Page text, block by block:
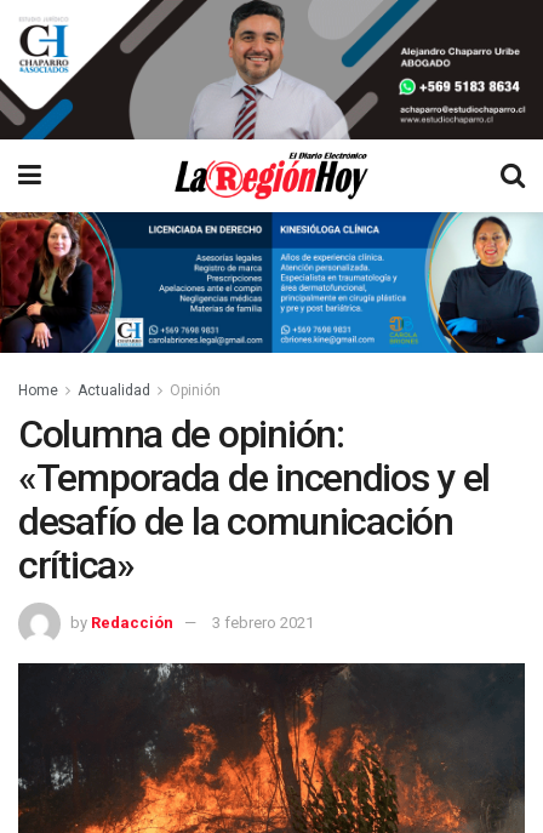
Home Actualidad Opinión
Columna de opinión:
«Temporada de incendios y el
desafío de la comunicación
crítica»
by Redacción 3 febrero 2021